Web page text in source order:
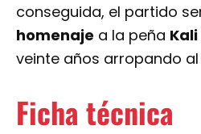
conseguida, el partido
homenaje a la peña
veinte años arropando
Ficha técnica